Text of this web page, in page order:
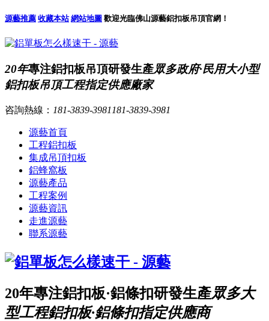
源藝推薦 收藏本站 網站地圖 歡迎光臨佛山源藝鋁扣板吊頂官網！
20年專注鋁扣板吊頂研發生產眾多政府·民用大小型
鋁扣板吊頂工程指定供應廠家
咨詢熱線： 181-3839-3981 181-3839-3981
源藝首頁
工程鋁扣板
集成吊頂扣板
鋁蜂窩板
源藝產品
工程案例
源藝資訊
走進源藝
聯系源藝
20年專注鋁扣板·鋁條扣研發生產眾多大
型工程鋁扣板·鋁條扣指定供應商